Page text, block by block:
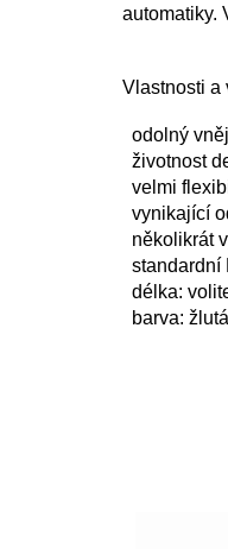
automatiky.
Vlastnosti a
odolný
životnost
velmi
vynikající
několikrát
standardní
délka:
barva: žlutá